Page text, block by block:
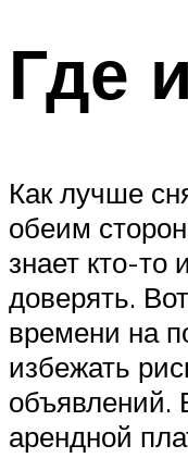
Где
Как лучше
обеим
знает кто-
доверять.
времени на
избежать
объявлений.
арендной